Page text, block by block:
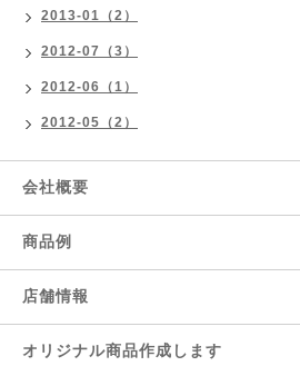
2013-01（2）
2012-07（3）
2012-06（1）
2012-05（2）
会社概要
商品例
店舗情報
オリジナル商品作成します